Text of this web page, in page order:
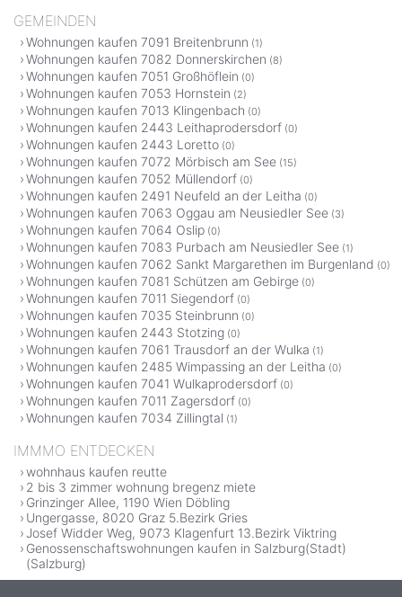
GEMEINDEN
Wohnungen kaufen 7091 Breitenbrunn (1)
Wohnungen kaufen 7082 Donnerskirchen (8)
Wohnungen kaufen 7051 Großhöflein (0)
Wohnungen kaufen 7053 Hornstein (2)
Wohnungen kaufen 7013 Klingenbach (0)
Wohnungen kaufen 2443 Leithaprodersdorf (0)
Wohnungen kaufen 2443 Loretto (0)
Wohnungen kaufen 7072 Mörbisch am See (15)
Wohnungen kaufen 7052 Müllendorf (0)
Wohnungen kaufen 2491 Neufeld an der Leitha (0)
Wohnungen kaufen 7063 Oggau am Neusiedler See (3)
Wohnungen kaufen 7064 Oslip (0)
Wohnungen kaufen 7083 Purbach am Neusiedler See (1)
Wohnungen kaufen 7062 Sankt Margarethen im Burgenland (0)
Wohnungen kaufen 7081 Schützen am Gebirge (0)
Wohnungen kaufen 7011 Siegendorf (0)
Wohnungen kaufen 7035 Steinbrunn (0)
Wohnungen kaufen 2443 Stotzing (0)
Wohnungen kaufen 7061 Trausdorf an der Wulka (1)
Wohnungen kaufen 2485 Wimpassing an der Leitha (0)
Wohnungen kaufen 7041 Wulkaprodersdorf (0)
Wohnungen kaufen 7011 Zagersdorf (0)
Wohnungen kaufen 7034 Zillingtal (1)
IMMMO ENTDECKEN
wohnhaus kaufen reutte
2 bis 3 zimmer wohnung bregenz miete
Grinzinger Allee, 1190 Wien Döbling
Ungergasse, 8020 Graz 5.Bezirk Gries
Josef Widder Weg, 9073 Klagenfurt 13.Bezirk Viktring
Genossenschaftswohnungen kaufen in Salzburg(Stadt)
(Salzburg)